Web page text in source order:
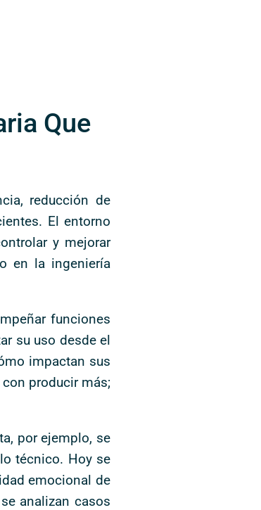
Que
reducción de
El entorno
y mejorar
en la ingeniería
funciones
su uso desde el
impactan sus
producir más;
por ejemplo, se
técnico. Hoy se
emocional de
analizan casos